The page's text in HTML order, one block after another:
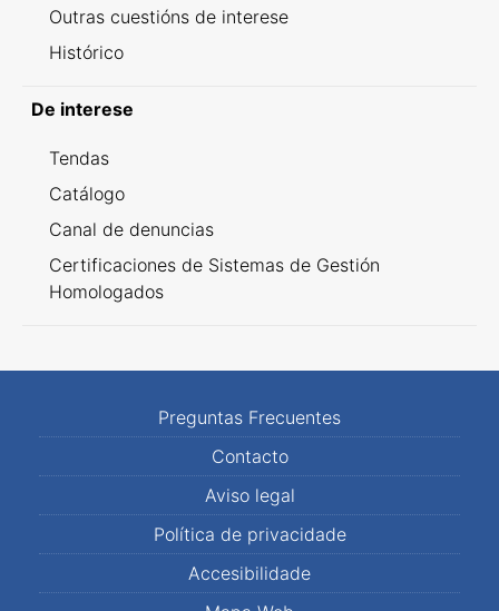
Outras cuestións de interese
Histórico
De interese
Tendas
Catálogo
Canal de denuncias
Certificaciones de Sistemas de Gestión
Homologados
Preguntas Frecuentes
Contacto
Aviso legal
Política de privacidade
Accesibilidade